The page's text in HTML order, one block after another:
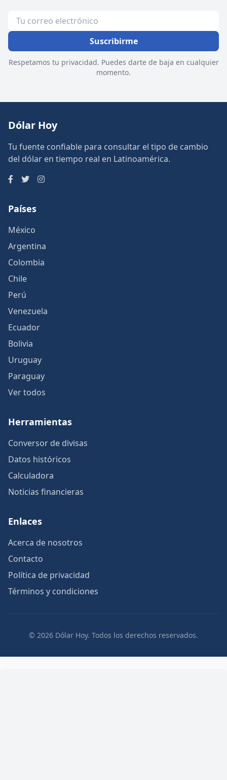
Suscribirme
Respetamos tu privacidad. Puedes darte de baja en cualquier
momento.
Dólar Hoy
Tu fuente confiable para consultar el tipo de cambio
del dólar en tiempo real en Latinoamérica.
Países
México
Argentina
Colombia
Chile
Perú
Venezuela
Ecuador
Bolivia
Uruguay
Paraguay
Ver todos
Herramientas
Conversor de divisas
Datos históricos
Calculadora
Noticias financieras
Enlaces
Acerca de nosotros
Contacto
Política de privacidad
Términos y condiciones
© 2026 Dólar Hoy. Todos los derechos reservados.